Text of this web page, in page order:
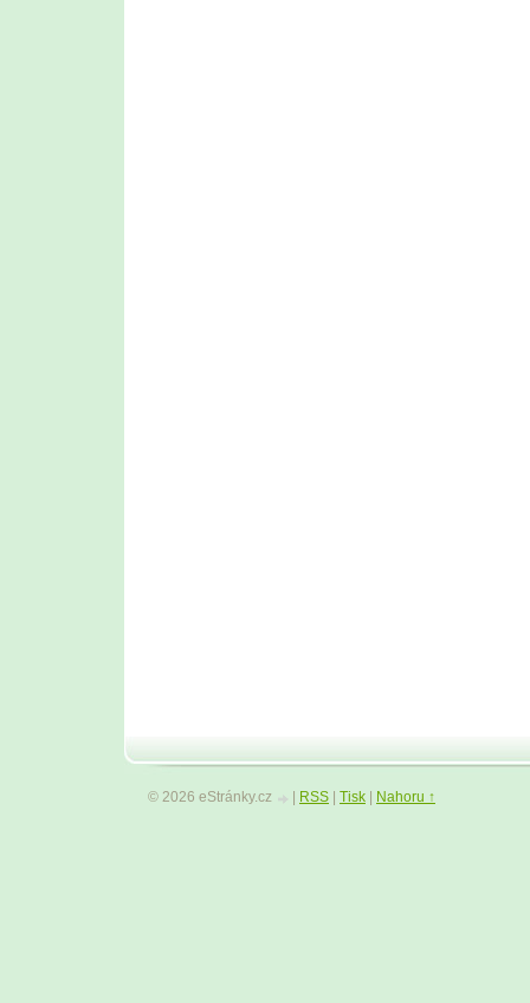
© 2026 eStránky.cz RSS Tisk Nahoru ↑